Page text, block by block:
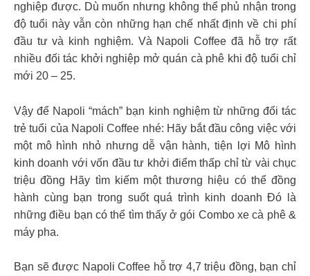
nghiệp được. Dù muốn nhưng không thể phủ nhận trong
độ tuổi này vẫn còn những hạn chế nhất định về chi phí
đầu tư và kinh nghiệm. Và Napoli Coffee đã hỗ trợ rất
nhiều đối tác khởi nghiệp mở quán cà phê khi độ tuổi chỉ
mới 20 – 25.
Vậy để Napoli “mách” bạn kinh nghiệm từ những đối tác
trẻ tuổi của Napoli Coffee nhé: Hãy bắt đầu công việc với
một mô hình nhỏ nhưng dễ vận hành, tiện lợi Mô hình
kinh doanh với vốn đầu tư khởi điểm thấp chỉ từ vài chục
triệu đồng Hãy tìm kiếm một thương hiệu có thể đồng
hành cùng bạn trong suốt quá trình kinh doanh Đó là
những điều bạn có thể tìm thấy ở gói Combo xe cà phê &
máy pha.
Bạn sẽ được Napoli Coffee hỗ trợ 4,7 triệu đồng, bạn chỉ